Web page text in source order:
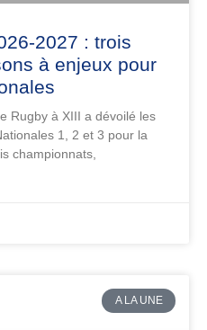
2027 : trois
à enjeux pour
Rugby à XIII a dévoilé les
1, 2 et 3 pour la
championnats,
A LA UNE